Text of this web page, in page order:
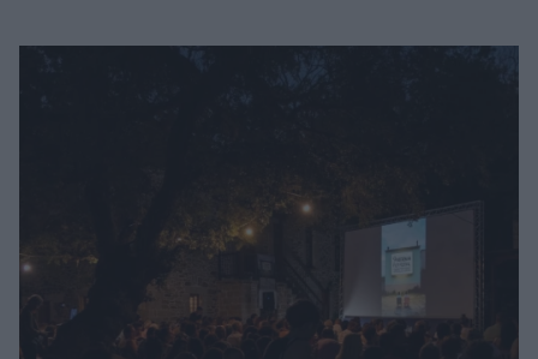
Μαλλιά - Νύχια
Υγεία + Διατροφή
Fitness